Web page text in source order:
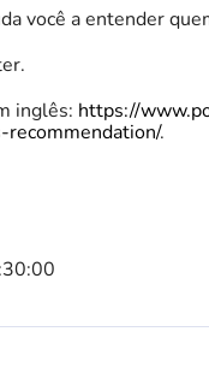
você a entender
inglês: https://
.